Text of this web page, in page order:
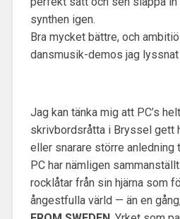
synthen igen.
Bra mycket bättre, och
dansmusik-demos jag lyssnat
Jag kan tänka mig att PC’s
skrivbordsråtta i Bryssel gett
eller snarare större anledning
PC har nämligen
rocklåtar från sin hjärna som
ångestfulla värld — än en